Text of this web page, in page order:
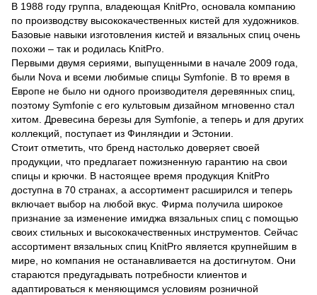
В 1988 году группа, владеющая KnitPro, основала компанию
по производству высококачественных кистей для художников.
Базовые навыки изготовления кистей и вязальных спиц очень
похожи – так и родилась KnitPro.
Первыми двумя сериями, выпущенными в начале 2009 года,
были Nova и всеми любимые спицы Symfonie. В то время в
Европе не было ни одного производителя деревянных спиц,
поэтому Symfonie с его культовым дизайном мгновенно стал
хитом. Древесина березы для Symfonie, а теперь и для других
коллекций, поступает из Финляндии и Эстонии.
Стоит отметить, что бренд настолько доверяет своей
продукции, что предлагает пожизненную гарантию на свои
спицы и крючки. В настоящее время продукция KnitPro
доступна в 70 странах, а ассортимент расширился и теперь
включает выбор на любой вкус. Фирма получила широкое
признание за изменение имиджа вязальных спиц с помощью
своих стильных и высококачественных инструментов. Сейчас
ассортимент вязальных спиц KnitPro является крупнейшим в
мире, но компания не останавливается на достигнутом. Они
стараются предугадывать потребности клиентов и
адаптироваться к меняющимся условиям розничной